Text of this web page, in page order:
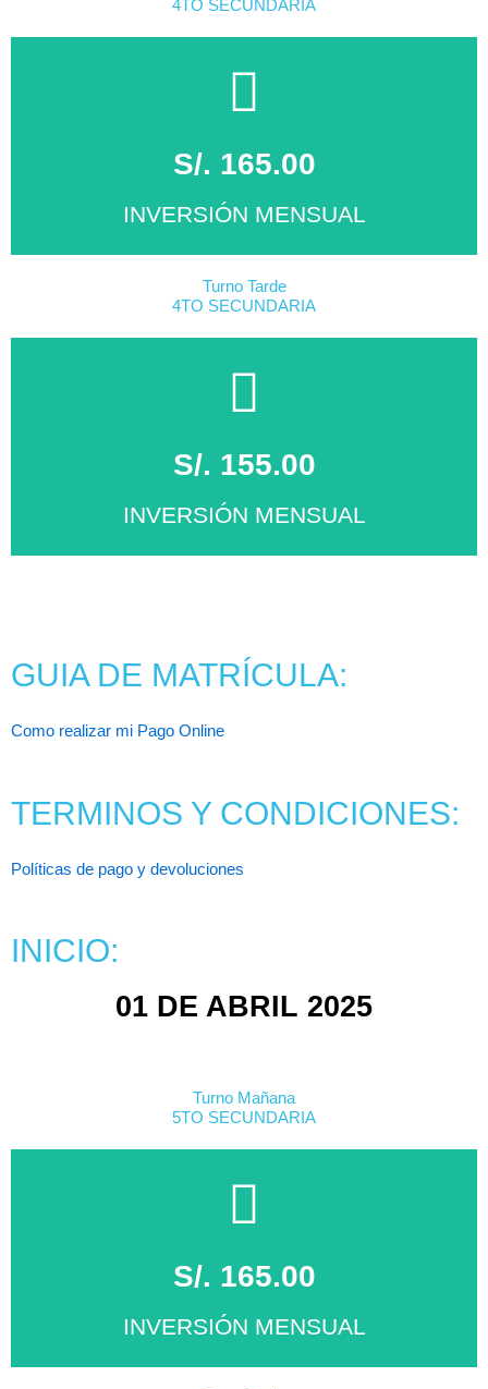
4TO SECUNDARIA
S/. 165.00
INVERSIÓN MENSUAL
Turno Tarde
4TO SECUNDARIA
S/. 155.00
INVERSIÓN MENSUAL
Click Aqui
GUIA DE MATRÍCULA:
Como realizar mi Pago Online
TERMINOS Y CONDICIONES:
Políticas de pago y devoluciones
INICIO:
01 DE ABRIL 2025
Turno Mañana
5TO SECUNDARIA
S/. 165.00
INVERSIÓN MENSUAL